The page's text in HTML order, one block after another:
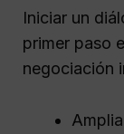
Iniciar un
primer paso
negociación